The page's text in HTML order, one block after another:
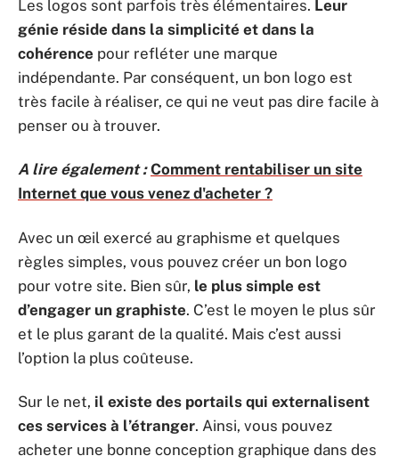
Les logos sont parfois très élémentaires. Leur
génie réside dans la simplicité et dans la
cohérence pour refléter une marque
indépendante. Par conséquent, un bon logo est
très facile à réaliser, ce qui ne veut pas dire facile à
penser ou à trouver.
A lire également : Comment rentabiliser un site
Internet que vous venez d'acheter ?
Avec un œil exercé au graphisme et quelques
règles simples, vous pouvez créer un bon logo
pour votre site. Bien sûr, le plus simple est
d’engager un graphiste. C’est le moyen le plus sûr
et le plus garant de la qualité. Mais c’est aussi
l’option la plus coûteuse.
Sur le net, il existe des portails qui externalisent
ces services à l’étranger. Ainsi, vous pouvez
acheter une bonne conception graphique dans des